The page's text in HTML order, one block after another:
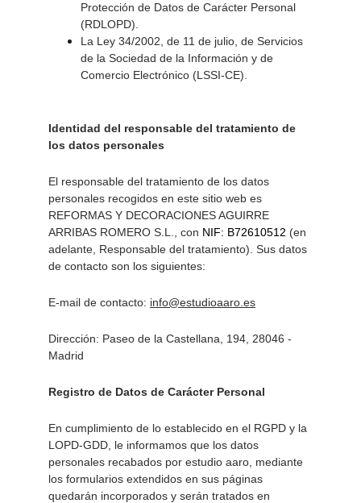
Protección de Datos de Carácter Personal
(RDLOPD).
La Ley 34/2002, de 11 de julio, de Servicios
de la Sociedad de la Información y de
Comercio Electrónico (LSSI-CE).
Identidad del responsable del tratamiento de
los datos personales
El responsable del tratamiento de los datos
personales recogidos en este sitio web es
REFORMAS Y DECORACIONES AGUIRRE
ARRIBAS ROMERO S.L., con NIF: B72610512 (en
adelante, Responsable del tratamiento). Sus datos
de contacto son los siguientes:
E-mail de contacto: info@estudioaaro.es
Dirección: Paseo de la Castellana, 194, 28046 -
Madrid
Registro de Datos de Carácter Personal
En cumplimiento de lo establecido en el RGPD y la
LOPD-GDD, le informamos que los datos
personales recabados por estudio aaro, mediante
los formularios extendidos en sus páginas
quedarán incorporados y serán tratados en